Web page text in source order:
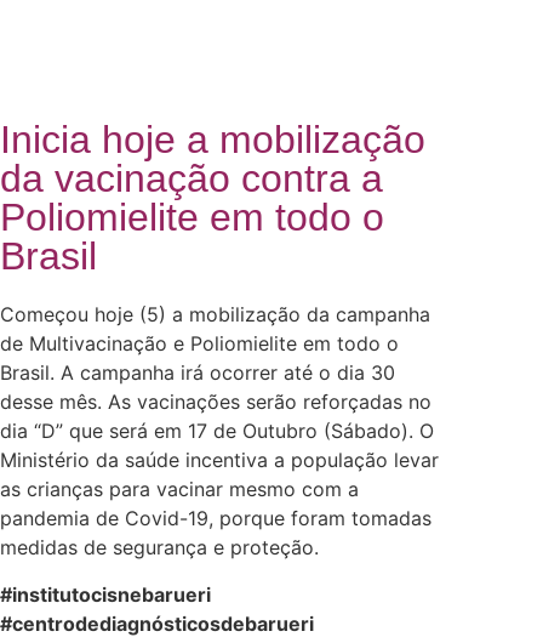
Inicia hoje a mobilização
da vacinação contra a
Poliomielite em todo o
Brasil
Começou hoje (5) a mobilização da campanha
de Multivacinação e Poliomielite em todo o
Brasil. A campanha irá ocorrer até o dia 30
desse mês. As vacinações serão reforçadas no
dia “D” que será em 17 de Outubro (Sábado). O
Ministério da saúde incentiva a população levar
as crianças para vacinar mesmo com a
pandemia de Covid-19, porque foram tomadas
medidas de segurança e proteção.
#institutocisnebarueri
#centrodediagnósticosdebarueri